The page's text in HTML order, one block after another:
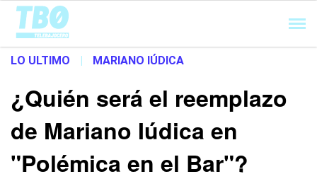
Cargando...
LO ULTIMO | MARIANO IÚDICA
¿Quién será el reemplazo
de Mariano Iúdica en
"Polémica en el Bar"?